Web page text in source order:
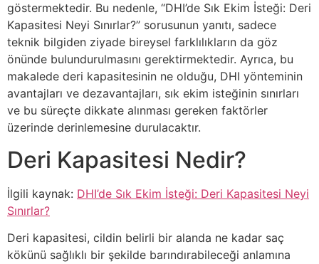
göstermektedir. Bu nedenle, “DHI’de Sık Ekim İsteği: Deri
Kapasitesi Neyi Sınırlar?” sorusunun yanıtı, sadece
teknik bilgiden ziyade bireysel farklılıkların da göz
önünde bulundurulmasını gerektirmektedir. Ayrıca, bu
makalede deri kapasitesinin ne olduğu, DHI yönteminin
avantajları ve dezavantajları, sık ekim isteğinin sınırları
ve bu süreçte dikkate alınması gereken faktörler
üzerinde derinlemesine durulacaktır.
Deri Kapasitesi Nedir?
İlgili kaynak: DHI’de Sık Ekim İsteği: Deri Kapasitesi Neyi
Sınırlar?
Deri kapasitesi, cildin belirli bir alanda ne kadar saç
kökünü sağlıklı bir şekilde barındırabileceği anlamına